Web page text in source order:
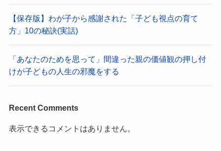
【保存版】わが子から感謝された「子ども視点の育て
方」10の秘訣(実話)
「あなたのためを思って」間違った親の価値観の押し付
けが子どもの人生の邪魔をする
Recent Comments
表示できるコメントはありません。